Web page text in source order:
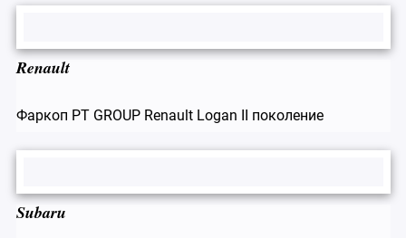
Renault
Фаркоп PT GROUP Renault Logan II поколение
Subaru